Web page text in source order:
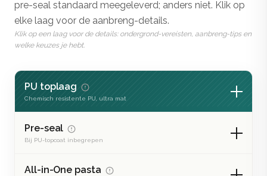
pre-seal standaard meegeleverd; anders niet. Klik op
elke laag voor de aanbreng-details.
Klik op een laag voor de details: ondergrond-vereisten, aanbreng-tips en
welke keuzes je hebt.
PU toplaag
Chemisch resistente PU, ultra mat
Pre-seal
Bij PU-topcoat inbegrepen
All-in-One pasta